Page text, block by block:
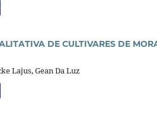
DE CULTIVARES DE
Lajus, Gean Da Luz